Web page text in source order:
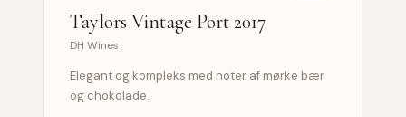
Taylors Vintage Port 2017
DH Wines
Elegant og kompleks med noter af mørke bær
og chokolade.